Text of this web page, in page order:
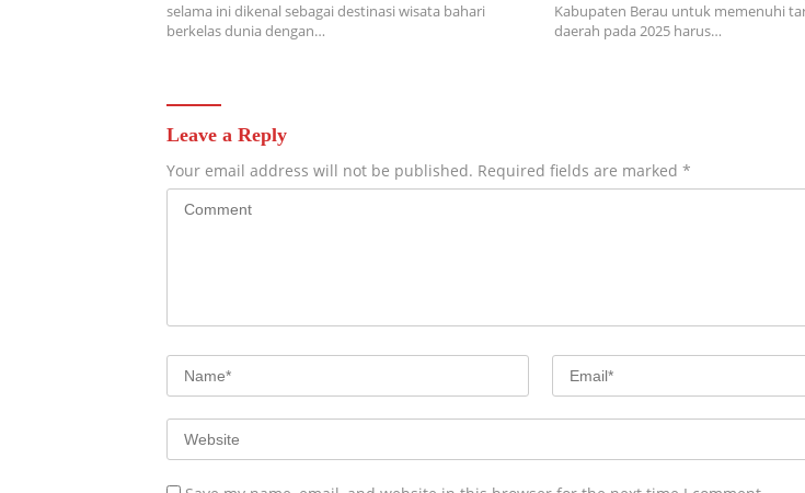
selama ini dikenal sebagai destinasi wisata bahari
berkelas dunia dengan…
Kabupaten Berau untuk memenuhi
daerah pada 2025 harus…
Leave a Reply
Your email address will not be published. Required fields are marked *